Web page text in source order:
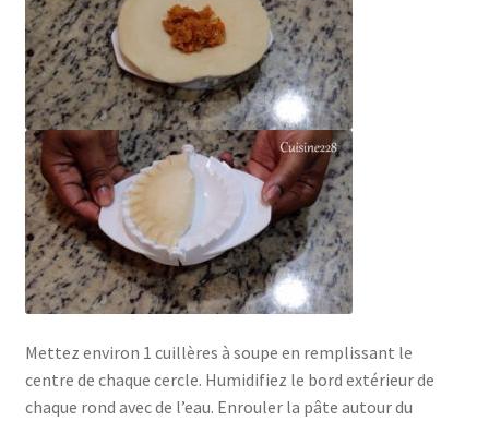
Mettez environ 1 cuillères à soupe en remplissant le
centre de chaque cercle. Humidifiez le bord extérieur de
chaque rond avec de l’eau. Enrouler la pâte autour du